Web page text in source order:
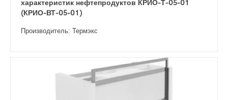
характеристик нефтепродуктов КРИО-Т-05-01
(КРИО-ВТ-05-01)
Производитель: Термэкс